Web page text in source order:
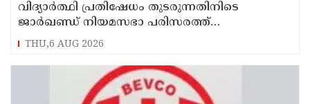
വിദ്യാര്‍ത്ഥി പ്രതിഷേധം തുടരുന്നതിനിടെ
ജാര്‍ഖണ്ഡ് നിയമസഭാ പരിസരത്ത്
നിരോധനാജ്ഞ
THU,6 AUG 2026